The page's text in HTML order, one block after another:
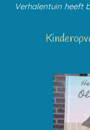
Verhalentuin heeft